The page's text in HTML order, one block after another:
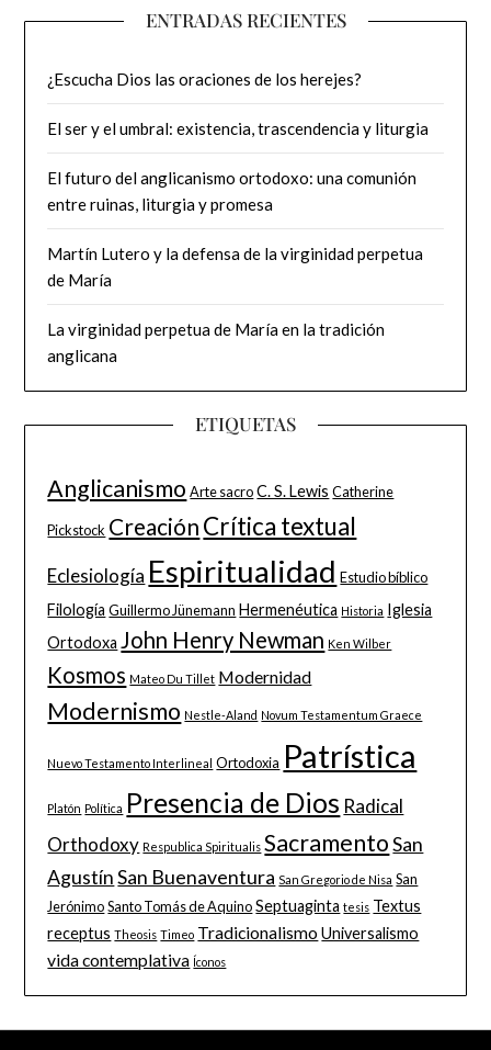
ENTRADAS RECIENTES
¿Escucha Dios las oraciones de los herejes?
El ser y el umbral: existencia, trascendencia y liturgia
El futuro del anglicanismo ortodoxo: una comunión
entre ruinas, liturgia y promesa
Martín Lutero y la defensa de la virginidad perpetua
de María
La virginidad perpetua de María en la tradición
anglicana
ETIQUETAS
Anglicanismo Arte sacro C. S. Lewis Catherine
Pickstock Creación Crítica textual
Eclesiología Espiritualidad Estudio bíblico
Filología Guillermo Jünemann Hermenéutica Historia Iglesia
Ortodoxa John Henry Newman Ken Wilber
Kosmos Mateo Du Tillet Modernidad
Modernismo Nestle-Aland Novum Testamentum Graece
Nuevo Testamento Interlineal Ortodoxia Patrística
Platón Política Presencia de Dios Radical
Orthodoxy Respublica Spiritualis Sacramento San
Agustín San Buenaventura San Gregorio de Nisa San
Jerónimo Santo Tomás de Aquino Septuaginta tesis Textus
receptus Theosis Timeo Tradicionalismo Universalismo
vida contemplativa Íconos